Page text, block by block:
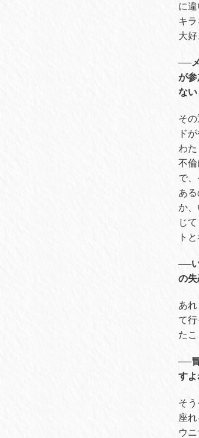
に違
キ
大
──
が
ない
そ
ド
わ
不
で
あ
か
じ
ト
──
の失
あ
て
た
──
すよ
そ
座
ウ